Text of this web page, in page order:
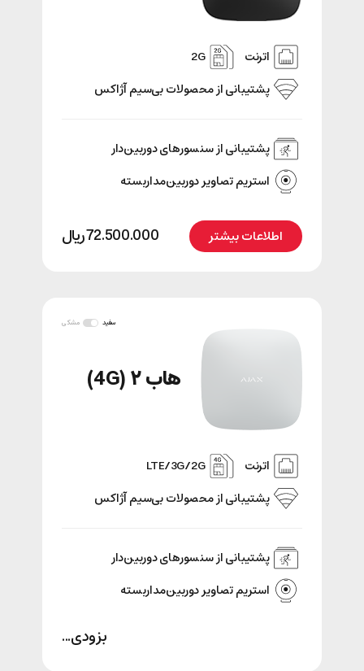
اترنت
2G
پشتیبانی‌ از محصولات بی‌سیم آژاکس
پشتیبانی از سنسور‌های دوربین‌دار
استریم تصاویر دوربین‌مداربسته
اطلاعات بیشتر 72.500.000﷼
سفید مشکی
هاب ۲ (4G)
اترنت
LTE/3G/2G
پشتیبانی‌ از محصولات بی‌سیم آژاکس
پشتیبانی از سنسور‌های دوربین‌دار
استریم تصاویر دوربین‌مداربسته
بزودی...